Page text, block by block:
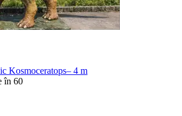
Kosmoceratops– 4 m
în 60